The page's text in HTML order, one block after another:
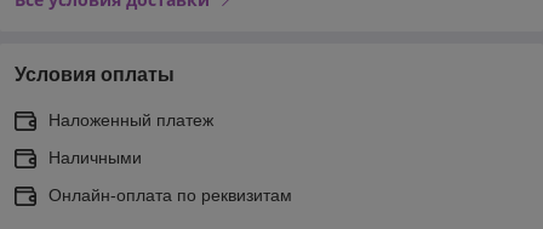
Условия оплаты
Наложенный платеж
Наличными
Онлайн-оплата по реквизитам